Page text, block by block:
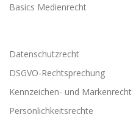
Basics Medienrecht
Datenschutzrecht
DSGVO-Rechtsprechung
Kennzeichen- und Markenrecht
Persönlichkeitsrechte